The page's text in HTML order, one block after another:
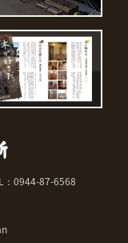
：0944-87-6568